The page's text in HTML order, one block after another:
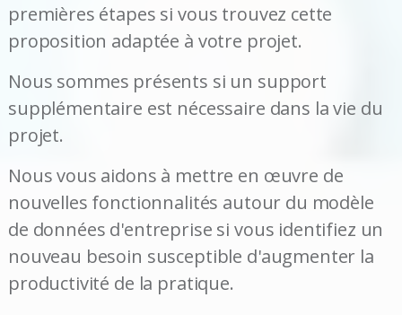
premières étapes si vous trouvez cette
proposition adaptée à votre projet.
Nous sommes présents si un support
supplémentaire est nécessaire dans la vie du
projet.
Nous vous aidons à mettre en œuvre de
nouvelles fonctionnalités autour du modèle
de données d'entreprise si vous identifiez un
nouveau besoin susceptible d'augmenter la
productivité de la pratique.